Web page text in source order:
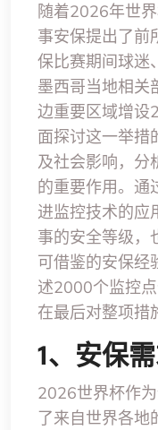
随着2026年世
事安保提出了前
保比赛期间球迷
墨西哥当地相关
边重要区域增设
面探讨这一举措
及社会影响，分
的重要作用。通
进监控技术的应
事的安全等级，
可借鉴的安保经
述2000个监控
在最后对整项措
1、安保
2026世界杯作
了来自世界各地